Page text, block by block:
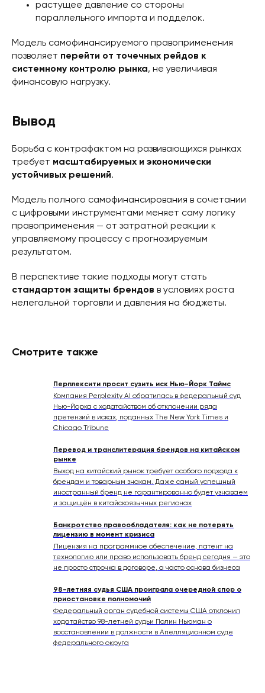
растущее давление со стороны
параллельного импорта и подделок.
Модель самофинансируемого правоприменения
позволяет перейти от точечных рейдов к
системному контролю рынка, не увеличивая
финансовую нагрузку.
Вывод
Борьба с контрафактом на развивающихся рынках
требует масштабируемых и экономически
устойчивых решений.
Модель полного самофинансирования в сочетании
с цифровыми инструментами меняет саму логику
правоприменения — от затратной реакции к
управляемому процессу с прогнозируемым
результатом.
В перспективе такие подходы могут стать
стандартом защиты брендов в условиях роста
нелегальной торговли и давления на бюджеты.
Смотрите также
Перплексити просит сузить иск Нью-Йорк Таймс
Компания Perplexity AI обратилась в федеральный суд
Нью-Йорка с ходатайством об отклонении ряда
претензий в исках, поданных The New York Times и
Chicago Tribune
Перевод и транслитерация брендов на китайском
рынке
Выход на китайский рынок требует особого подхода к
брендам и товарным знакам. Даже самый успешный
иностранный бренд не гарантированно будет узнаваем
и защищён в китайскоязычных регионах
Банкротство правообладателя: как не потерять
лицензию в момент кризиса
Лицензия на программное обеспечение, патент на
технологию или право использовать бренд сегодня — это
не просто строчка в договоре, а часто основа бизнеса
98-летняя судья США проиграла очередной спор о
приостановке полномочий
Федеральный орган судебной системы США отклонил
ходатайство 98-летней судьи Полин Ньюман о
восстановлении в должности в Апелляционном суде
федерального округа